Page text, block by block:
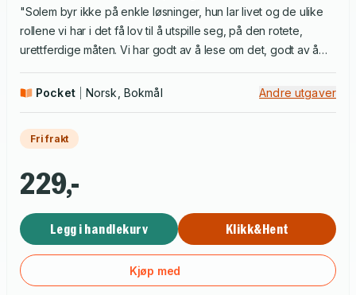
"Solem byr ikke på enkle løsninger, hun lar livet og de ulike
rollene vi har i det få lov til å utspille seg, på den rotete,
urettferdige måten. Vi har godt av å lese om det, godt av å
Pocket
Norsk, Bokmål Andre utgaver
Fri frakt
229,-
Legg i handlekurv Klikk&Hent
Kjøp med